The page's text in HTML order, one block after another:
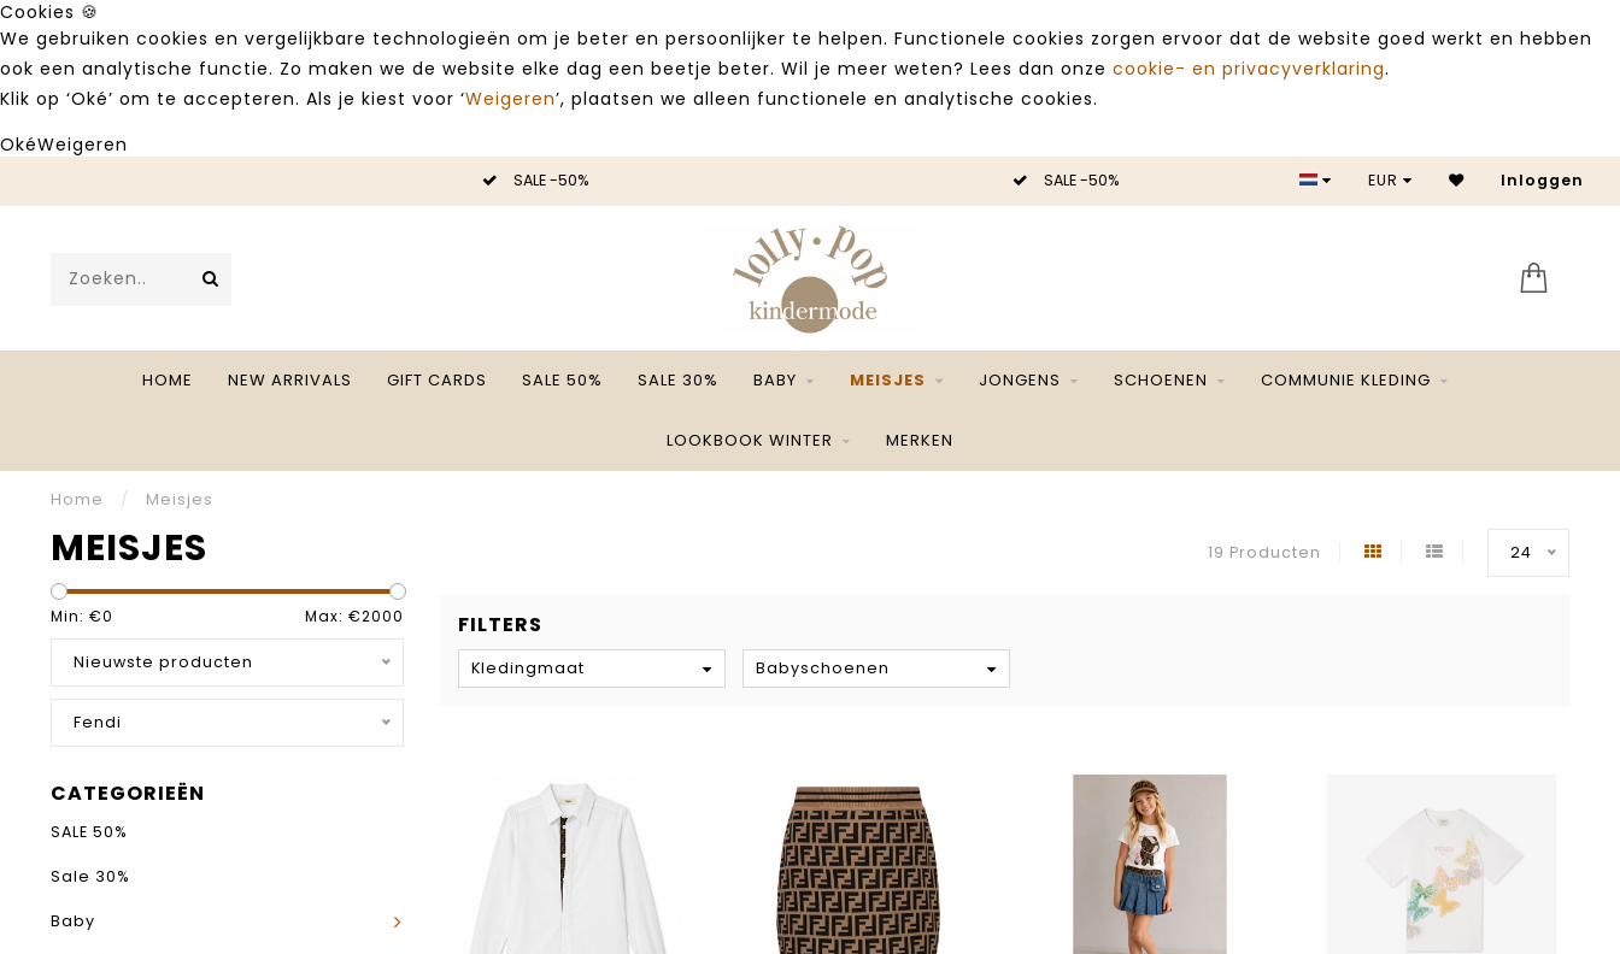
Cookies 🍪
We gebruiken cookies en vergelijkbare technologieën om je beter en persoonlijker te helpen. Functionele cookies zorgen ervoor dat de website goed werkt en hebben
ook een analytische functie. Zo maken we de website elke dag een beetje beter. Wil je meer weten? Lees dan onze cookie- en privacyverklaring.
Klik op ‘Oké’ om te accepteren. Als je kiest voor ‘Weigeren’, plaatsen we alleen functionele en analytische cookies.
OkéWeigeren
SALE -50% SALE -50% SALE
EUR Inloggen
HOME NEW ARRIVALS GIFT CARDS SALE 50% SALE 30% BABY MEISJES JONGENS SCHOENEN COMMUNIE KLEDING
LOOKBOOK WINTER MERKEN
Home / Meisjes
MEISJES 19 Producten 24
Min: €0 Max: €2000
Nieuwste producten
Fendi
CATEGORIEËN
SALE 50%
Sale 30%
Baby
FILTERS
Kledingmaat Babyschoenen